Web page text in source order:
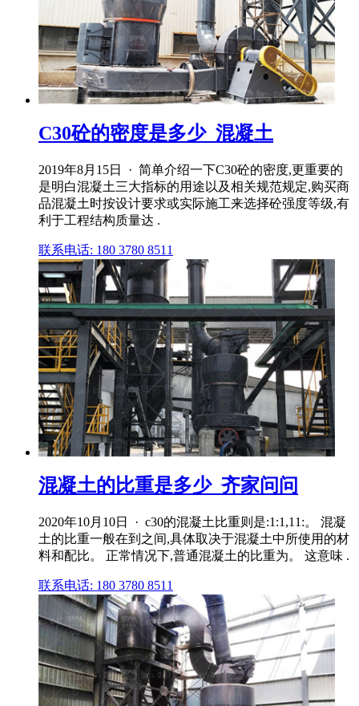
C30砼的密度是多少_混凝土
2019年8月15日 · 简单介绍一下C30砼的密度,更重要的
是明白混凝土三大指标的用途以及相关规范规定,购买商
品混凝土时按设计要求或实际施工来选择砼强度等级,有
利于工程结构质量达 .
联系电话: 180 3780 8511
混凝土的比重是多少_齐家问问
2020年10月10日 · c30的混凝土比重则是:1:1,11:。 混凝
土的比重一般在到之间,具体取决于混凝土中所使用的材
料和配比。 正常情况下,普通混凝土的比重为。 这意味 .
联系电话: 180 3780 8511